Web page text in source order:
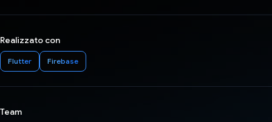
Realizzato con
Flutter Firebase
Team